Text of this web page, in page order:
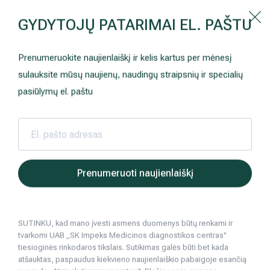
Kaip prisirašyti prie Hila | Šeimos medicinos centro?
Instrukcija
Prisirašyti prie „Hila“
Hila | Medicinos diagnostikos ir gydymo centras
2017 10 04
Hemorojaus operacija be skausmo
6min. skaitymo
GYDYTOJŲ PATARIMAI EL. PAŠTU
Prenumeruokite naujienlaiškį ir kelis kartus per mėnesį
sulauksite mūsų naujienų, naudingų straipsnių ir specialių
pasiūlymų el. paštu
Prenumeruoti naujienlaiškį
SUTINKU, kad mano įvesti asmens duomenys būtų renkami ir
tvarkomi UAB „SK Impeks Medicinos diagnostikos centras"
tiesioginės rinkodaros tikslais. Sutikimas galės būti bet kada
atšauktas, paspaudus kiekvieno naujienlaiškio pabaigoje esančią
AKCIJOS
Tyrimai
Neurologija
Sveikatos klubo narystė
Reabilitacija ir sporto medicina
Kuo pasirūpinti prieš atvykstant
Apmokėjimas ir paslaugos
Apgyvendinimas ir maitinimas
Pacientams iš užsienio
Duomenų apsauga